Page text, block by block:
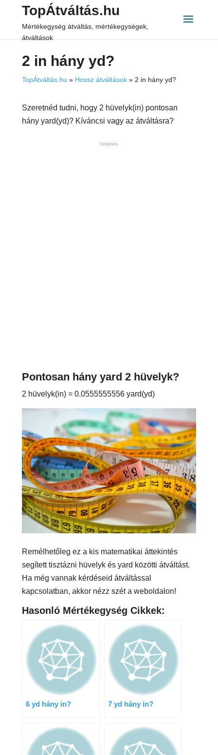
TopÁtváltás.hu
Mértékegység átváltás, mértékegységek,
átváltások
2 in hány yd?
TopÁtváltás.hu » Hossz átváltások» 2 in hány yd?
Szeretnéd tudni, hogy 2 hüvelyk(in) pontosan
hány yard(yd)? Kíváncsi vagy az átváltásra?
hirdetés
Pontosan hány yard 2 hüvelyk?
2 hüvelyk(in) = 0.0555555556 yard(yd)
Remélhetőleg ez a kis matematikai áttekintés
segített tisztázni hüvelyk és yard közötti átváltást.
Ha még vannak kérdéseid átváltással
kapcsolatban, akkor nézz szét a weboldalon!
Hasonló Mértékegység Cikkek:
6 yd hány in? 7 yd hány in?